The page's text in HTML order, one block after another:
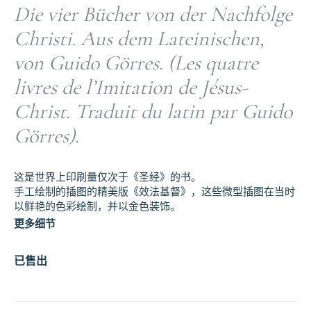
Die vier Bücher von der Nachfolge
Christi. Aus dem Lateinischen,
von Guido Görres. (Les quatre
livres de l’Imitation de Jésus-
Christ. Traduit du latin par Guido
Görres).
已售出
这是世界上印刷量仅次于《圣经》的书。
手工绘制的插图的精美版《效法基督》，这些微型插图在当时
以鲜艳的色彩绘制，并以金色装饰。
更多细节